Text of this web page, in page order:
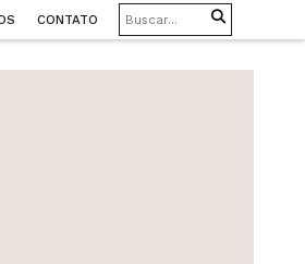
CONTATO